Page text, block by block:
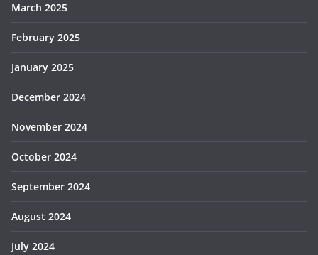
March 2025
February 2025
January 2025
December 2024
November 2024
October 2024
September 2024
August 2024
July 2024